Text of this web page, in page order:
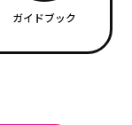
ガイドブック